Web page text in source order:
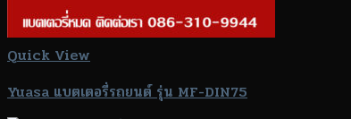
Quick View
Yuasa แบตเตอรี่รถยนต์ รุ่น MF-DIN75